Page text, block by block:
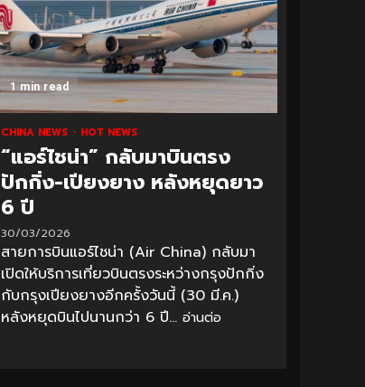
1 min read
CHINA NEWS HOT NEWS
“แอร์ไชน่า” กลับมาบินตรง
ปักกิ่ง-เปียงยาง หลังหยุดยาว
6 ปี
30/03/2026
สายการบินแอร์ไชน่า (Air China) กลับมา
เปิดให้บริการเที่ยวบินตรงระหว่างกรุงปักกิ่ง
กับกรุงเปียงยางอีกครั้งวันนี้ (30 มี.ค.)
หลังหยุดบินไปนานกว่า 6 ปี... อ่านต่อ